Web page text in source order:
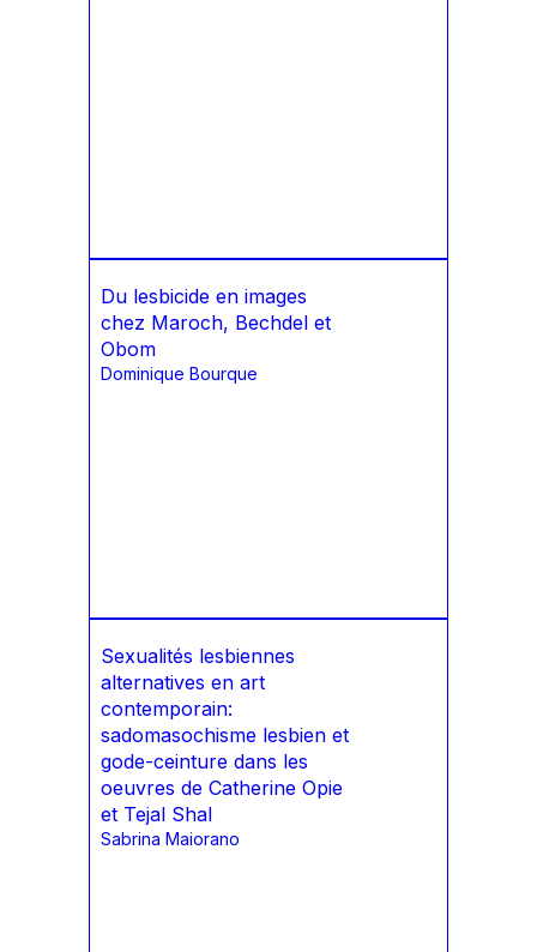
Du lesbicide en images
chez Maroch, Bechdel et
Obom
Dominique Bourque
Sexualités lesbiennes
alternatives en art
contemporain:
sadomasochisme lesbien et
gode-ceinture dans les
oeuvres de Catherine Opie
et Tejal Shal
Sabrina Maiorano